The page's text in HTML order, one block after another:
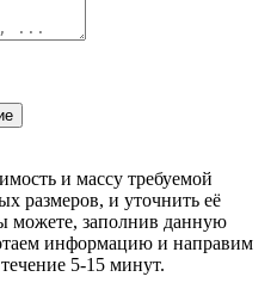
и массу требуемой
размеров, и уточнить её
можете, заполнив данную
информацию и направим
5-15 минут.